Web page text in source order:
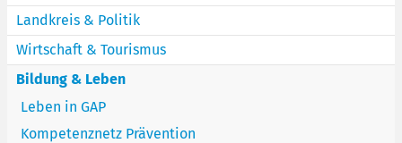
Landkreis & Politik
Wirtschaft & Tourismus
Bildung & Leben
Leben in GAP
Kompetenznetz Prävention